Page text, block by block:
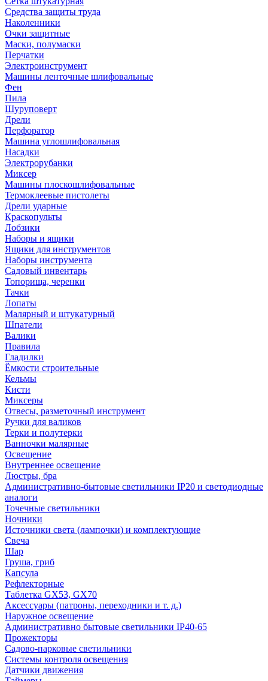
Средства защиты труда
Наколенники
Очки защитные
Маски, полумаски
Перчатки
Электроинструмент
Машины ленточные шлифовальные
Фен
Пила
Шуруповерт
Дрели
Перфоратор
Машина углошлифовальная
Насадки
Электрорубанки
Миксер
Машины плоскошлифовальные
Термоклеевые пистолеты
Дрели ударные
Краскопульты
Лобзики
Наборы и ящики
Ящики для инструментов
Наборы инструмента
Садовый инвентарь
Топорища, черенки
Тачки
Лопаты
Малярный и штукатурный
Шпатели
Валики
Правила
Гладилки
Ёмкости строительные
Кельмы
Кисти
Миксеры
Отвесы, разметочный инструмент
Ручки для валиков
Терки и полутерки
Ванночки малярные
Освещение
Внутреннее освещение
Люстры, бра
Административно-бытовые светильники IP20 и светодиодные
аналоги
Точечные светильники
Ночники
Источники света (лампочки) и комплектующие
Свеча
Шар
Груша, гриб
Капсула
Рефлекторные
Таблетка GX53, GX70
Аксессуары (патроны, переходники и т. д.)
Наружное освещение
Административно бытовые светильники IP40-65
Прожекторы
Садово-парковые светильники
Системы контроля освещения
Датчики движения